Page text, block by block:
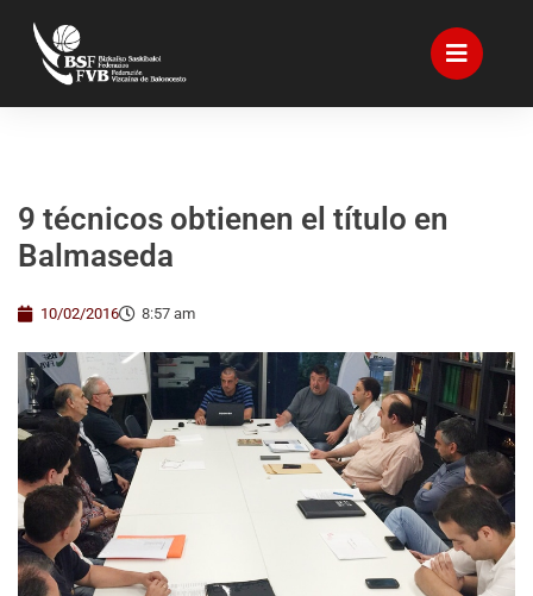
9 técnicos obtienen el título en
Balmaseda
10/02/2016 8:57 am